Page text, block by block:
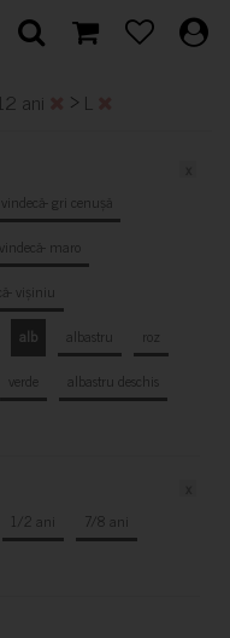
ani > L
gri cenușă
maro
vișiniu
alb albastru
roz
verde
albastru deschis
1/2 ani
7/8 ani